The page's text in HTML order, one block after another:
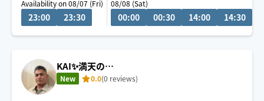
Availability on 08/07 (Fri)
23:00 23:30
08/08 (Sat)
00:00 00:30 14:00 14:30
KAI✨満天の…
New 0.0(0 reviews)